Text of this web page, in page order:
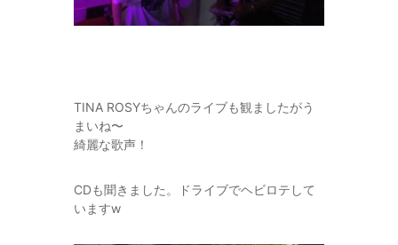
TINA ROSYちゃんのライブも観ましたがう
まいね〜
綺麗な歌声！
CDも聞きました。ドライブでヘビロテして
いますw